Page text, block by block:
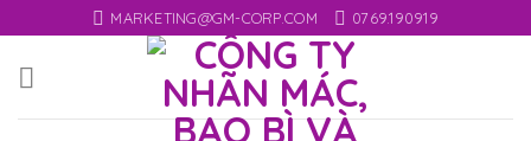
to
content
MARKETING@GM-CORP.COM 0769.190919